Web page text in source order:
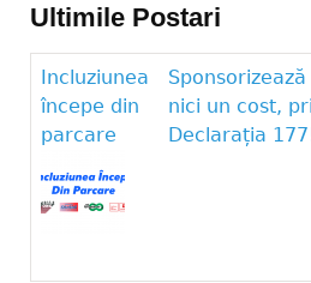
Ultimile Postari
Incluziunea
începe din
parcare
nici un cost,
Declarația